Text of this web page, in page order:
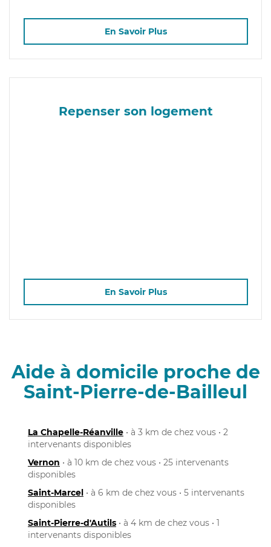
En Savoir Plus
Repenser son logement
En Savoir Plus
Aide à domicile proche de
Saint-Pierre-de-Bailleul
La Chapelle-Réanville • à 3 km de chez vous • 2
intervenants disponibles
Vernon • à 10 km de chez vous • 25 intervenants
disponibles
Saint-Marcel • à 6 km de chez vous • 5 intervenants
disponibles
Saint-Pierre-d'Autils • à 4 km de chez vous • 1
intervenants disponibles